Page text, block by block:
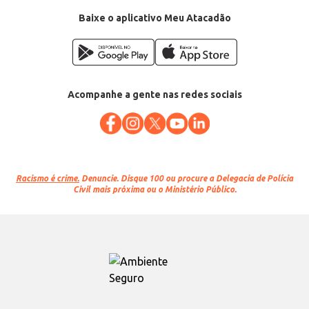
Baixe o aplicativo Meu Atacadão
Acompanhe a gente nas redes sociais
Racismo é crime. Denuncie. Disque 100 ou procure a Delegacia de Polícia
Civil mais próxima ou o Ministério Público.